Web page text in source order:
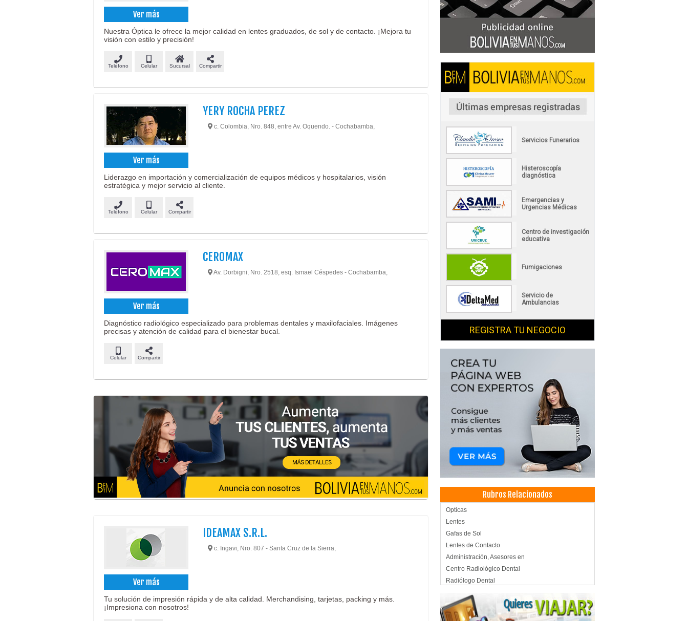
Ver más
Nuestra Óptica le ofrece la mejor calidad en lentes graduados, de sol y de contacto. ¡Mejora tu
visión con estilo y precisión!
Teléfono Celular Sucursal Compartir
Ver más
YERY ROCHA PEREZ
c. Colombia, Nro. 848, entre Av. Oquendo. - Cochabamba,
Liderazgo en importación y comercialización de equipos médicos y hospitalarios, visión
estratégica y mejor servicio al cliente.
Teléfono Celular Compartir
Ver más
CEROMAX
Av. Dorbigni, Nro. 2518, esq. Ismael Céspedes - Cochabamba,
Diagnóstico radiológico especializado para problemas dentales y maxilofaciales. Imágenes
precisas y atención de calidad para el bienestar bucal.
Celular Compartir
Ver más
IDEAMAX S.R.L.
c. Ingavi, Nro. 807 - Santa Cruz de la Sierra,
Tu solución de impresión rápida y de alta calidad. Merchandising, tarjetas, packing y más.
¡Impresiona con nosotros!
Servicios Funerarios
Histeroscopía
diagnóstica
Emergencias y
Urgencias Médicas
Centro de investigación
educativa
Fumigaciones
Servicio de
Ambulancias
REGISTRA TU NEGOCIO
Rubros Relacionados
Opticas
Lentes
Gafas de Sol
Lentes de Contacto
Administración, Asesores en
Centro Radiológico Dental
Radiólogo Dental
Radiodiagnóstico
Imprentas